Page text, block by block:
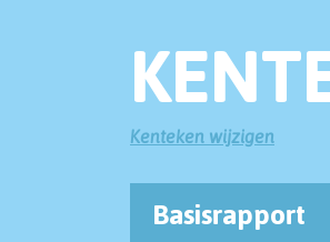
Kenteken wijzigen
Basisrapport